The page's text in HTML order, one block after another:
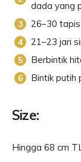
dada yang
26–30
21–23 jari
Berbintik
Bintik putih
Size:
Hingga 68 cm